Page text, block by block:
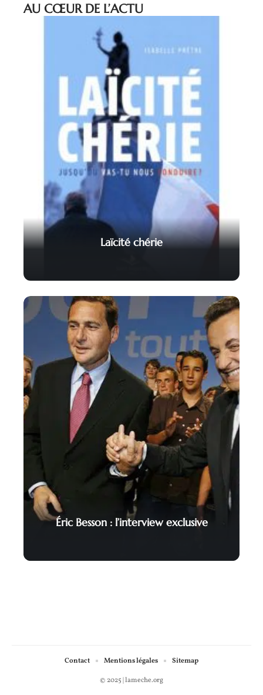
AU CŒUR DE L’ACTU
Laïcité chérie
Éric Besson : l’interview exclusive
© 2025 | lameche.org
Contact Mentions légales Sitemap